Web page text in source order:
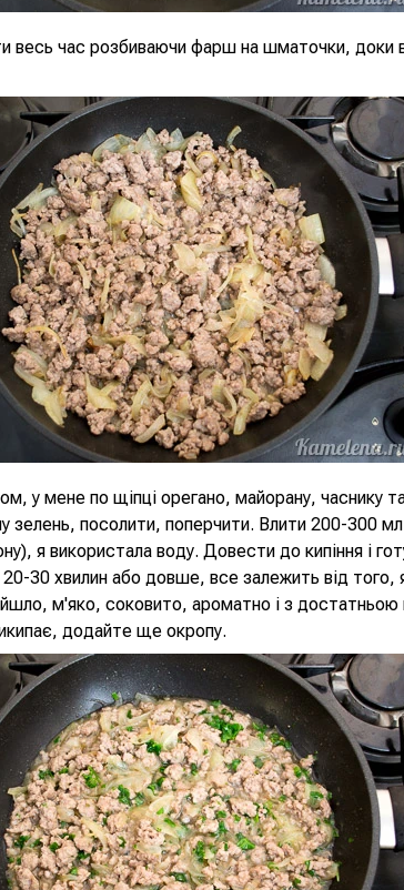
весь час розбиваючи фарш на шматочки, доки
у мене по щіпці орегано, майорану, часнику
зелень, посолити, поперчити. Влити 200-300
я використала воду. Довести до кипіння і
30 хвилин або довше, все залежить від того,
м'яко, соковито, ароматно і з достатньою
додайте ще окропу.